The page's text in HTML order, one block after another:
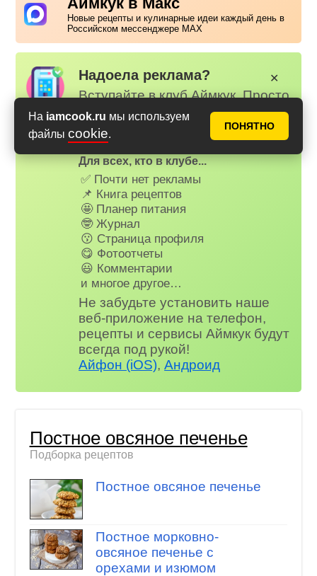
На iamcook.ru мы используем
файлы cookie.
ПОНЯТНО
Новые рецепты и кулинарные идеи каждый день в
Российском мессенджере MAX
Надоела реклама?
Вступайте в клуб Аймкук. Просто
зарегистируйтесь
иливойдите
на наш сайт через Яндекс или
ВК.
Для всех, кто в клубе...
✅ Почти нет рекламы
📌 Книга рецептов
🤩 Планер питания
🤓 Журнал
😗 Страница профиля
😋 Фотоотчеты
😃 Комментарии
и многое другое…
Не забудьте установить наше
веб-приложение на телефон,
рецепты и сервисы Аймкук будут
всегда под рукой!
Айфон (iOS),Андроид
✕
Постное овсяное печенье
Подборка рецептов
Постное овсяное печенье
Постное морковно-
овсяное печенье с
орехами и изюмом